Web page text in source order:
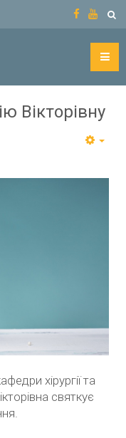
Вікторівну
хірургії та
святкує